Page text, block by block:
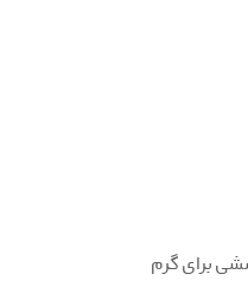
برای گرم